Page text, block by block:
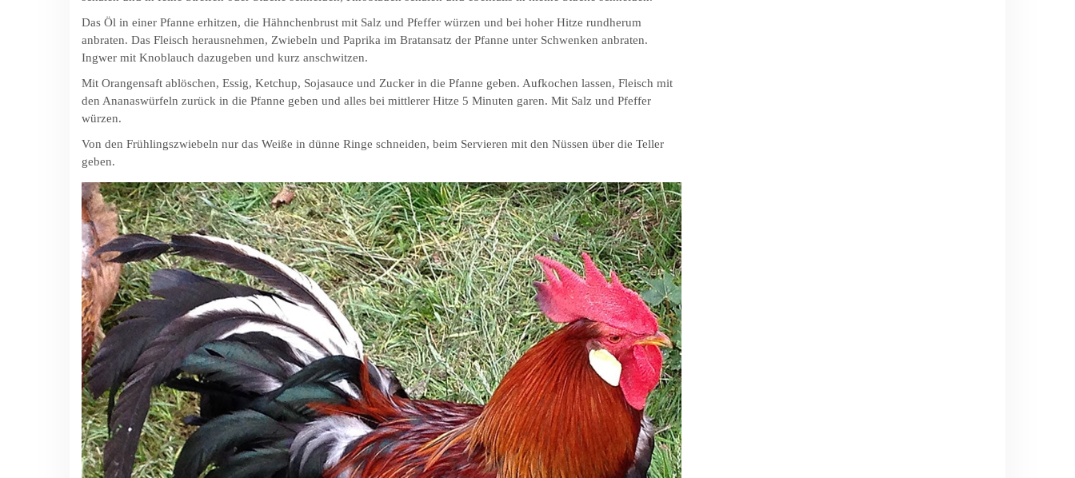
Das Öl in einer Pfanne erhitzen, die Hähnchenbrust mit Salz und Pfeffer würzen und bei hoher Hitze rundherum
anbraten. Das Fleisch herausnehmen, Zwiebeln und Paprika im Bratansatz der Pfanne unter Schwenken anbraten.
Ingwer mit Knoblauch dazugeben und kurz anschwitzen.
Mit Orangensaft ablöschen, Essig, Ketchup, Sojasauce und Zucker in die Pfanne geben. Aufkochen lassen, Fleisch mit
den Ananaswürfeln zurück in die Pfanne geben und alles bei mittlerer Hitze 5 Minuten garen. Mit Salz und Pfeffer
würzen.
Von den Frühlingszwiebeln nur das Weiße in dünne Ringe schneiden, beim Servieren mit den Nüssen über die Teller
geben.